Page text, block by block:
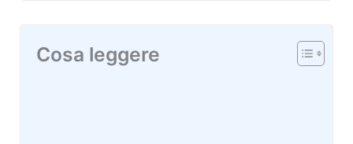
Cosa leggere